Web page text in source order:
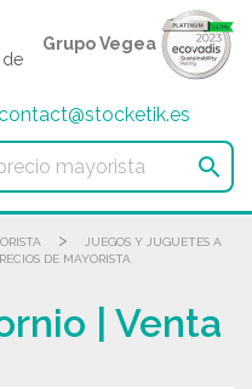
Grupo Vegea

>
JUEGOS Y JUGUETES A
DE MAYORISTA
| Venta